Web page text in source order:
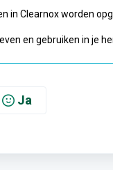
in Clearnox worden
en gebruiken in je
Ja